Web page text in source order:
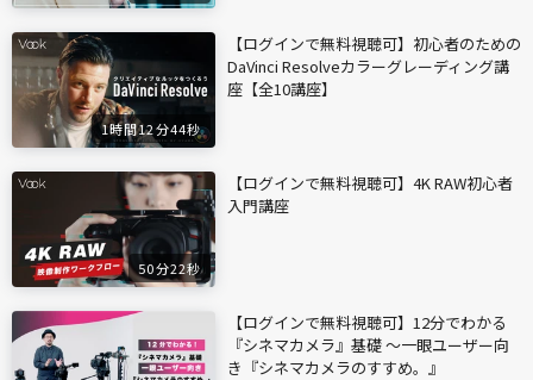
1時間12分44秒
【ログインで無料視聴可】初心者のための
DaVinci Resolveカラーグレーディング講
座【全10講座】
50分22秒
【ログインで無料視聴可】4K RAW初心者
入門講座
【ログインで無料視聴可】12分でわかる
『シネマカメラ』基礎 〜一眼ユーザー向
き『シネマカメラのすすめ。』